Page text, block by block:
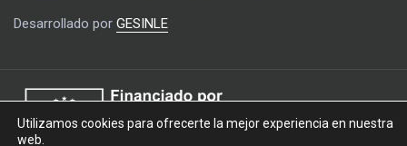
Desarrollado por GESINLE
Utilizamos cookies para ofrecerte la mejor experiencia en nuestra
web.